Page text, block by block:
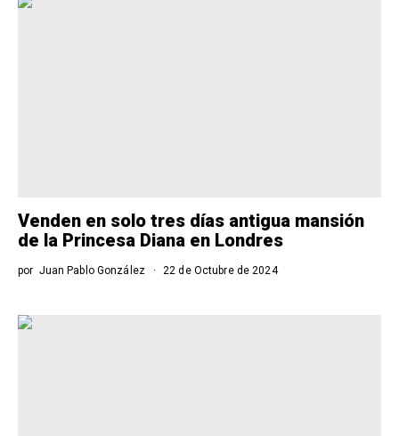
Venden en solo tres días antigua mansión
de la Princesa Diana en Londres
por Juan Pablo González 22 de Octubre de 2024